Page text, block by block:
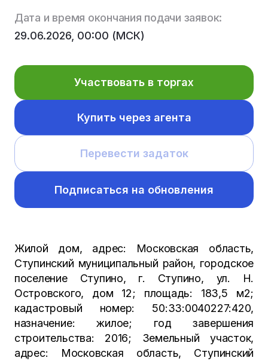
Дата и время окончания подачи заявок:
29.06.2026, 00:00 (МСК)
Участвовать в торгах
Купить через агента
Перевести задаток
Подписаться на обновления
Жилой дом, адрес: Московская область,
Ступинский муниципальный район, городское
поселение Ступино, г. Ступино, ул. Н.
Островского, дом 12; площадь: 183,5 м2;
кадастровый номер: 50:33:0040227:420,
назначение: жилое; год завершения
строительства: 2016; Земельный участок,
адрес: Московская область, Ступинский